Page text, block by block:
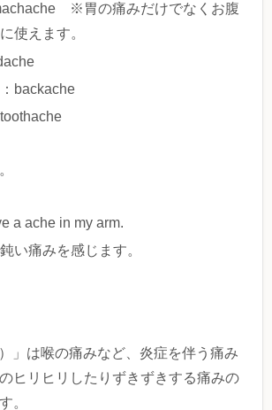
※胃の痛みだけでなくお腹
使えます。
backache
a ache in my arm.
い痛みを感じます。
」は喉の痛みなど、炎症を伴う痛み
ヒリヒリしたりずきずきする痛みの
。